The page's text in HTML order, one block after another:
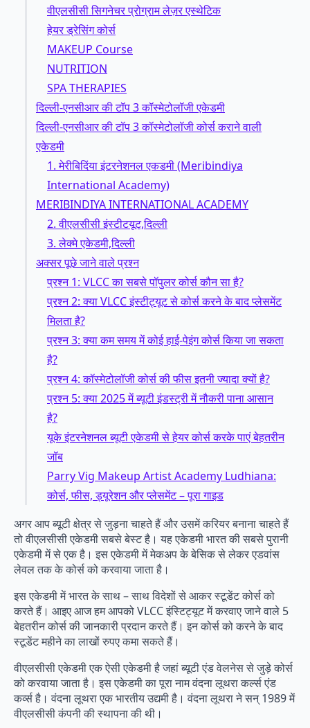
वीएलसीसी सिगनेचर प्रोग्राम लेज़र एस्थेटिक
हेयर ड्रेसिंग कोर्स
MAKEUP Course
NUTRITION
SPA THERAPIES
दिल्ली-एनसीआर की टॉप 3 कॉस्मेटोलॉजी एकेडमी
दिल्ली-एनसीआर की टॉप 3 कॉस्मेटोलॉजी कोर्स कराने वाली
एकेडमी
1. मेरीबिदिंया इंटरनेशनल एकडमी (Meribindiya
International Academy)
MERIBINDIYA INTERNATIONAL ACADEMY
2. वीएलसीसी इंस्टीटयूट,दिल्ली
3. लेक्मे एकेडमी,दिल्ली
अक्सर पूछे जाने वाले प्रश्न
प्रश्न 1: VLCC का सबसे पॉपुलर कोर्स कौन सा है?
प्रश्न 2: क्या VLCC इंस्टीट्यूट से कोर्स करने के बाद प्लेसमेंट
मिलता है?
प्रश्न 3: क्या कम समय में कोई हाई-पेइंग कोर्स किया जा सकता
है?
प्रश्न 4: कॉस्मेटोलॉजी कोर्स की फीस इतनी ज्यादा क्यों है?
प्रश्न 5: क्या 2025 में ब्यूटी इंडस्ट्री में नौकरी पाना आसान
है?
यूके इंटरनेशनल ब्यूटी एकेडमी से हेयर कोर्स करके पाएं बेहतरीन
जॉब
Parry Vig Makeup Artist Academy Ludhiana:
कोर्स, फीस, ड्यूरेशन और प्लेसमेंट – पूरा गाइड
अगर आप ब्यूटी क्षेत्र से जुड़ना चाहते हैं और उसमें करियर बनाना चाहते हैं
तो वीएलसीसी एकेडमी सबसे बेस्ट है। यह एकेडमी भारत की सबसे पुरानी
एकेडमी में से एक है। इस एकेडमी में मेकअप के बेसिक से लेकर एडवांस
लेवल तक के कोर्स को करवाया जाता है।
इस एकेडमी में भारत के साथ – साथ विदेशों से आकर स्टूडेंट कोर्स को
करते हैं। आइए आज हम आपको VLCC इंस्टिट्यूट में करवाए जाने वाले 5
बेहतरीन कोर्स की जानकारी प्रदान करते हैं। इन कोर्स को करने के बाद
स्टूडेंट महीने का लाखों रुपए कमा सकते हैं।
वीएलसीसी एकेडमी एक ऐसी एकेडमी है जहां ब्यूटी एंड वेलनेस से जुड़े कोर्स
को करवाया जाता है। इस एकेडमी का पूरा नाम वंदना लूथरा कर्ल्स एंड
कर्व्स है। वंदना लूथरा एक भारतीय उद्यमी है। वंदना लूथरा ने सन् 1989 में
वीएलसीसी कंपनी की स्थापना की थी।